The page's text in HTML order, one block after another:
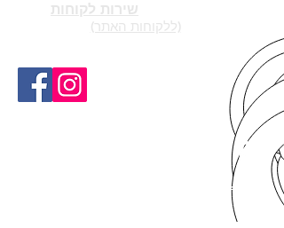
שירות לקוחות
(ללקוחות האתר)
קישור לאתר החברה LOCK AND LOCK